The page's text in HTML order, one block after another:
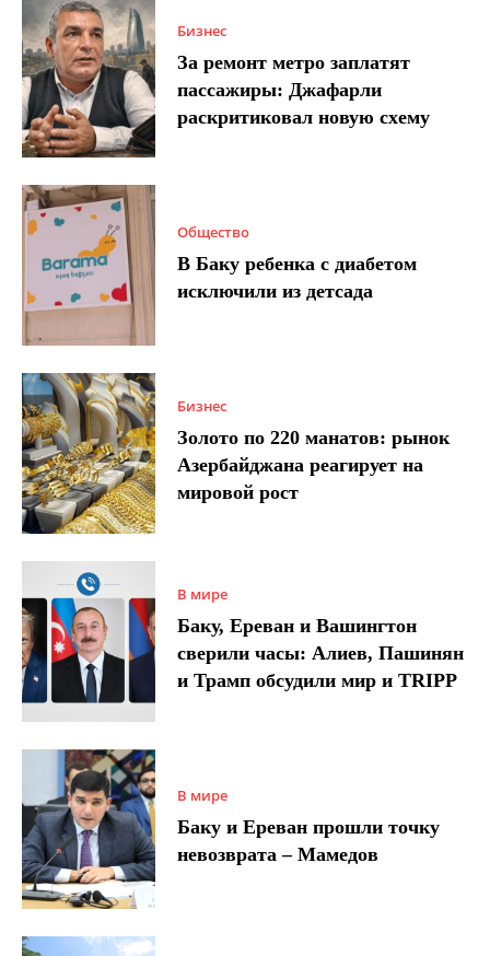
Бизнес
За ремонт метро заплатят
пассажиры: Джафарли
раскритиковал новую схему
Общество
В Баку ребенка с диабетом
исключили из детсада
Бизнес
Золото по 220 манатов: рынок
Азербайджана реагирует на
мировой рост
В мире
Баку, Ереван и Вашингтон
сверили часы: Алиев, Пашинян
и Трамп обсудили мир и TRIPP
В мире
Баку и Ереван прошли точку
невозврата – Мамедов